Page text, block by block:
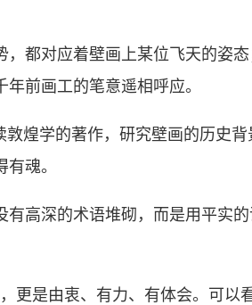
对应着壁画上某位飞天的姿态
前画工的笔意遥相呼应。
学的著作，研究壁画的历史背
魂。
深的术语堆砌，而是用平实的
是由衷、有力、有体会。可以